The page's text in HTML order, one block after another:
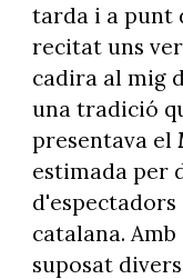
tarda i a punt
recitat uns
cadira al mig
una tradició
presentava el
estimada per
catalana.
suposat